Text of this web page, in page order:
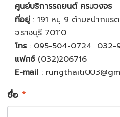
ศูนย์บริการรถยนต์ ครบวงจร
ที่อยู่ : 191 หมู่ 9 ตำบลปากแร
จ.ราชบุรี 70110
โทร: 095-504-0724 032-
แฟกซ์(032)206716
E-mail :
ชื่อ *